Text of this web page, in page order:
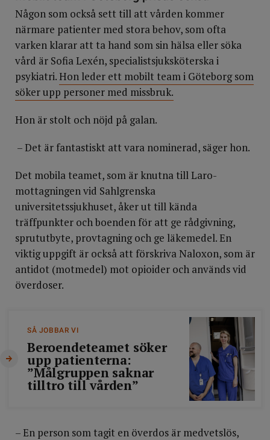
Någon som också sett till att vården kommer
närmare patienter med stora behov, som ofta
varken klarar att ta hand som sin hälsa eller söka
vård är Sofia Lexén, specialistsjuksköterska i
psykiatri.Hon leder ett mobilt team i Göteborg som
söker upp personer med missbruk.
Hon är stolt och nöjd på galan.
– Det är fantastiskt att vara nominerad, säger hon.
Det mobila teamet, som är knutna till Laro-
mottagningen vid Sahlgrenska
universitetssjukhuset, åker ut till kända
träffpunkter och boenden för att ge rådgivning,
sprututbyte, provtagning och ge läkemedel. En
viktig uppgift är också att förskriva Naloxon, som är
antidot (motmedel) mot opioider och används vid
överdoser.
SÅ JOBBAR VI
Beroendeteamet söker
upp patienterna:
”Målgruppen saknar
tilltro till vården”
– En person som tagit en överdos är medvetslös,